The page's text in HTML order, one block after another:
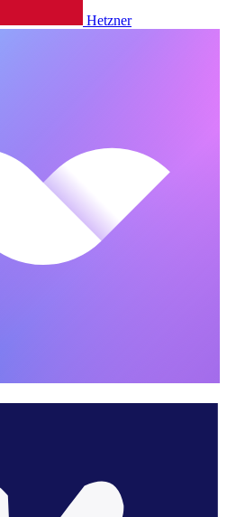
Hetzner